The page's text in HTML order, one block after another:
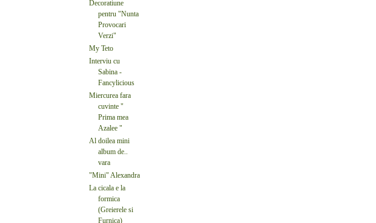
Decoratiune
pentru "Nunta
Provocari
Verzi"
My Teto
Interviu cu
Sabina -
Fancylicious
Miercurea fara
cuvinte "
Prima mea
Azalee "
Al doilea mini
album de..
vara
"Mini" Alexandra
La cicala e la
formica
(Greierele si
Furnica)